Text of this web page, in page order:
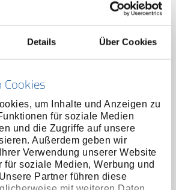
Details Über Cookies
um Inhalte und Anzeigen zu
für soziale Medien
und die Zugriffe auf unsere
Außerdem geben wir
Verwendung unserer Website
für soziale Medien, Werbung und
Partner führen diese
Typ LDH-48V
15500.002 / LDH-48V
Preis auf Anfrage